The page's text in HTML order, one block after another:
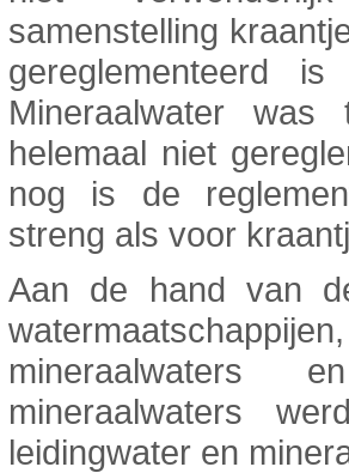
samenstelling
gereglementeerd
Mineraalwater
helemaal niet
nog is de
streng als voor
Aan de hand van
mineraalwaters
mineraalwaters
leidingwater en